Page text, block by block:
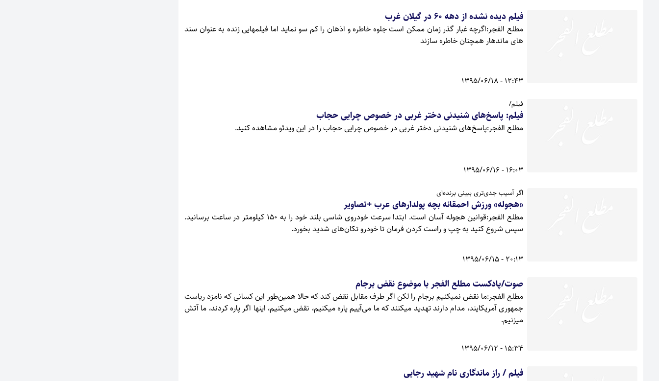
فیلم دیده نشده از دهه 60 در گیلان غرب
مطلع الفجر:اگرچه غبار گذر زمان ممکن است جلوه خاطره و اذهان را کم سو نماید اما فیلمهایی زنده به عنوان سند
های ماندهار همچنان خاطره سازند
12:43 - 1395/06/18
فیلم/
فیلم: پاسخ‌های شنیدنی دختر غربی در خصوص چرایی حجاب
مطلع الفجر:پاسخ‌های شنیدنی دختر غربی در خصوص چرایی حجاب را در این ویدئو مشاهده کنید.
16:03 - 1395/06/16
اگر آسیب جدی‌تری ببینی برنده‌ای
«هجوله» ورزش احمقانه بچه پولدارهای عرب +تصاویر
مطلع الفجر:قوانین هجوله آسان است. ابتدا سرعت خودروی شاسی بلند خود را به ۱۵۰ کیلومتر در ساعت برسانید.
سپس شروع کنید به چپ و راست کردن فرمان تا خودرو تکان‌های شدید بخورد.
20:13 - 1395/06/15
صوت/پادکست مطلع الفجر با موضوع نقض برجام
مطلع الفجر:ما نقض نمیکنیم برجام را لکن اگر طرف مقابل نقض کند که حالا همین‌طور این کسانی که نامزد ریاست
جمهوری آمریکایند، مدام دارند تهدید میکنند که ما می‌آییم پاره میکنیم، نقض میکنیم، اینها اگر پاره کردند، ما آتش
میزنیم.
15:34 - 1395/06/12
فیلم / راز ماندگاری نام شهید رجایی